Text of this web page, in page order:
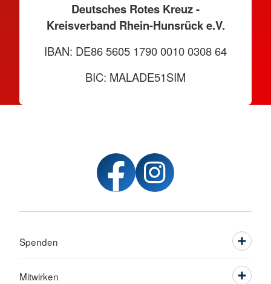
Deutsches Rotes Kreuz -
Kreisverband Rhein-Hunsrück e.V.
IBAN: DE86 5605 1790 0010 0308 64
BIC: MALADE51SIM
Spenden
Mitwirken